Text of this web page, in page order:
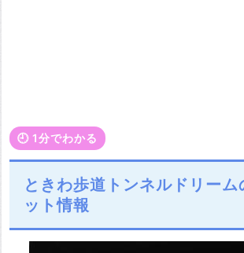
🕘️ 1分でわかる
ときわ歩道トンネルドリーム
ット情報